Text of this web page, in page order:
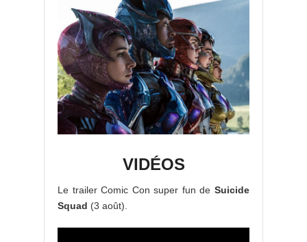
VIDÉOS
Le trailer Comic Con super fun de Suicide
Squad (3 août).